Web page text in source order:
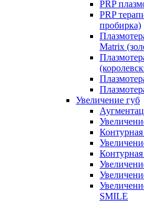
PRP
PRP
пробирка)
Matrix
Увеличение губ
SMILE